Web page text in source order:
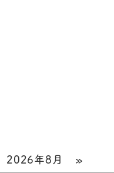
2026年8月 »